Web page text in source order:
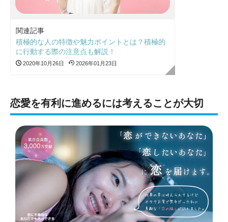
関連記事
積極的な人の特徴や魅力ポイントとは？積極的
に行動する際の注意点も解説！
2020年10月26日 2026年01月23日
恋愛を有利に進めるには考えることが大切